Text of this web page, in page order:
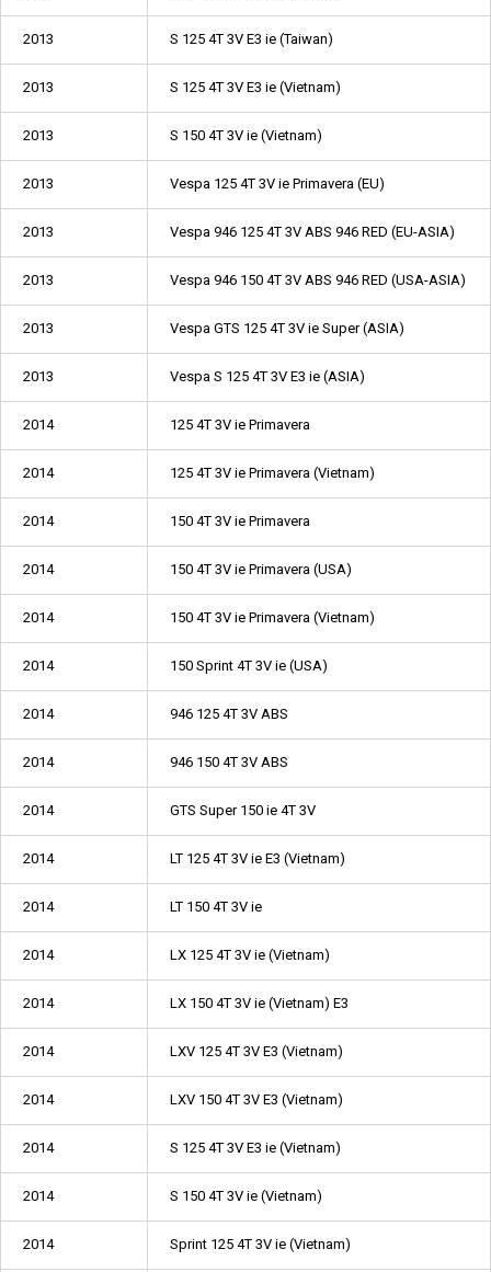
2013 S 125 4T 3V E3 ie (Taiwan)
2013 S 125 4T 3V E3 ie (Vietnam)
2013 S 150 4T 3V ie (Vietnam)
2013 Vespa 125 4T 3V ie Primavera (EU)
2013 Vespa 946 125 4T 3V ABS 946 RED (EU-ASIA)
2013 Vespa 946 150 4T 3V ABS 946 RED (USA-ASIA)
2013 Vespa GTS 125 4T 3V ie Super (ASIA)
2013 Vespa S 125 4T 3V E3 ie (ASIA)
2014 125 4T 3V ie Primavera
2014 125 4T 3V ie Primavera (Vietnam)
2014 150 4T 3V ie Primavera
2014 150 4T 3V ie Primavera (USA)
2014 150 4T 3V ie Primavera (Vietnam)
2014 150 Sprint 4T 3V ie (USA)
2014 946 125 4T 3V ABS
2014 946 150 4T 3V ABS
2014 GTS Super 150 ie 4T 3V
2014 LT 125 4T 3V ie E3 (Vietnam)
2014 LT 150 4T 3V ie
2014 LX 125 4T 3V ie (Vietnam)
2014 LX 150 4T 3V ie (Vietnam) E3
2014 LXV 125 4T 3V E3 (Vietnam)
2014 LXV 150 4T 3V E3 (Vietnam)
2014 S 125 4T 3V E3 ie (Vietnam)
2014 S 150 4T 3V ie (Vietnam)
2014 Sprint 125 4T 3V ie (Vietnam)